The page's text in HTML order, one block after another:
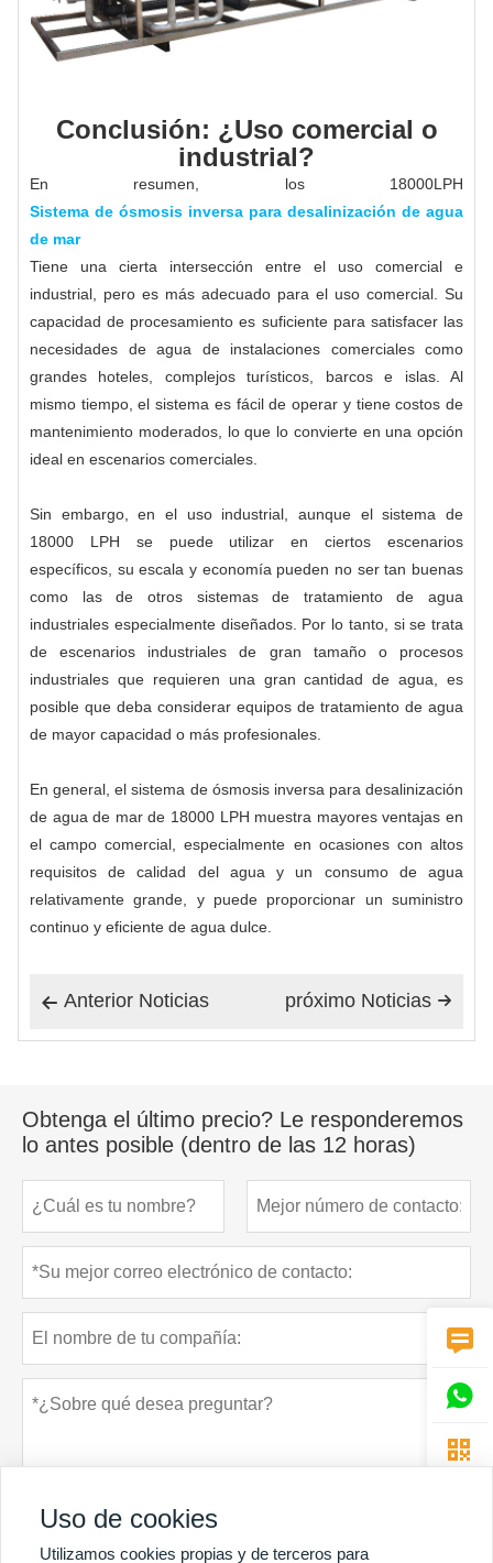
Conclusión: ¿Uso comercial o
industrial?
En resumen, los 18000LPH
Sistema de ósmosis inversa para desalinización de agua
de mar
Tiene una cierta intersección entre el uso comercial e
industrial, pero es más adecuado para el uso comercial. Su
capacidad de procesamiento es suficiente para satisfacer las
necesidades de agua de instalaciones comerciales como
grandes hoteles, complejos turísticos, barcos e islas. Al
mismo tiempo, el sistema es fácil de operar y tiene costos de
mantenimiento moderados, lo que lo convierte en una opción
ideal en escenarios comerciales.
Sin embargo, en el uso industrial, aunque el sistema de
18000 LPH se puede utilizar en ciertos escenarios
específicos, su escala y economía pueden no ser tan buenas
como las de otros sistemas de tratamiento de agua
industriales especialmente diseñados. Por lo tanto, si se trata
de escenarios industriales de gran tamaño o procesos
industriales que requieren una gran cantidad de agua, es
posible que deba considerar equipos de tratamiento de agua
de mayor capacidad o más profesionales.
En general, el sistema de ósmosis inversa para desalinización
de agua de mar de 18000 LPH muestra mayores ventajas en
el campo comercial, especialmente en ocasiones con altos
requisitos de calidad del agua y un consumo de agua
relativamente grande, y puede proporcionar un suministro
continuo y eficiente de agua dulce.
 Anterior Noticias 
próximo Noticias
Obtenga el último precio? Le responderemos
lo antes posible (dentro de las 12 horas)



Uso de cookies
Utilizamos cookies propias y de terceros para